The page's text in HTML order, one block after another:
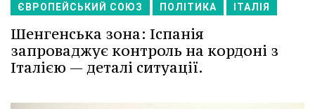
ЄВРОПЕЙСЬКИЙ СОЮЗ ПОЛІТИКА ІТАЛІЯ
Шенгенська зона: Іспанія
запроваджує контроль на кордоні з
Італією — деталі ситуації.